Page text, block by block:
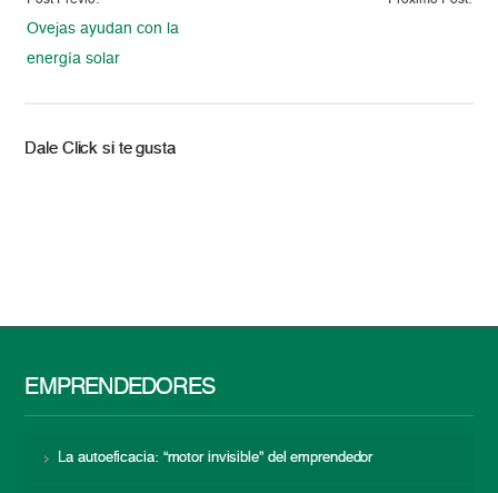
Ovejas ayudan con la
energía solar
Dale Click si te gusta
EMPRENDEDORES
La autoeficacia: “motor invisible” del emprendedor